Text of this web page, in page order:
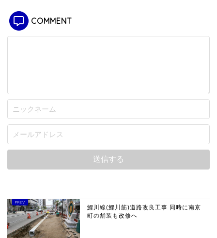
COMMENT
鯉川線(鯉川筋)道路改良工事 同時に南京
町の舗装も改修へ